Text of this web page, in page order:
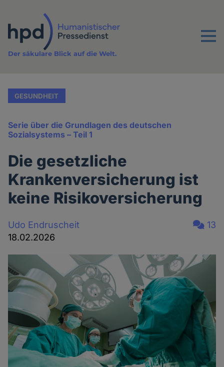
Inhalt
Menu
Der säkulare Blick auf die Welt.
GESUNDHEIT
Serie über die Grundlagen des deutschen
Sozialsystems – Teil 1
Die gesetzliche
Krankenversicherung ist
keine Risikoversicherung
Udo Endruscheit
18.02.2026
13